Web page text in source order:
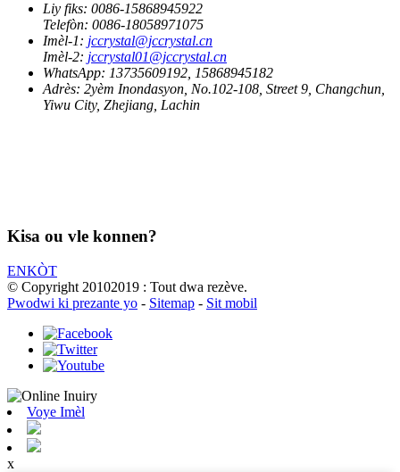
Liy fiks: 0086-15868945922
Telefòn: 0086-18058971075
Imèl-1: jccrystal@jccrystal.cn
Imèl-2: jccrystal01@jccrystal.cn
WhatsApp: 13735609192, 15868945182
Adrès: 2yèm Inondasyon, No.102-108, Street 9, Changchun,
Yiwu City, Zhejiang, Lachin
Kisa ou vle konnen?
ENKÒT
© Copyright 20102019 : Tout dwa rezève.
Pwodwi ki prezante yo - Sitemap - Sit mobil
Voye Imèl
x